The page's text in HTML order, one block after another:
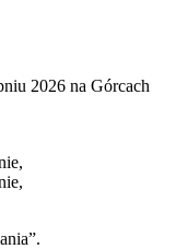
2026 na Górcach